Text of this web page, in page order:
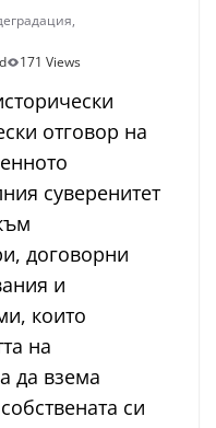
,
171 Views
отговор на
суверенитет
договорни
и
които
на
да взема
си